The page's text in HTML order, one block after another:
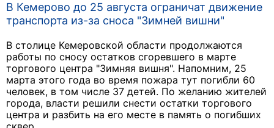
В Кемерово до 25 августа ограничат движение
транспорта из-за сноса "Зимней вишни"
В столице Кемеровской области продолжаются
работы по сносу остатков сгоревшего в марте
торгового центра "Зимняя вишня". Напомним, 25
марта этого года во время пожара тут погибли 60
человек, в том числе 37 детей. По желанию жителей
города, власти решили снести остатки торгового
центра и разбить на его месте в память о погибших